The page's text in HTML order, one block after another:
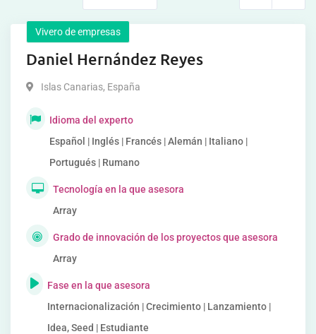
Vivero de empresas
Daniel Hernández Reyes
Islas Canarias, España
Idioma del experto
Español | Inglés | Francés | Alemán | Italiano |
Portugués | Rumano
Tecnología en la que asesora
Array
Grado de innovación de los proyectos que asesora
Array
Fase en la que asesora
Internacionalización | Crecimiento | Lanzamiento |
Idea, Seed | Estudiante